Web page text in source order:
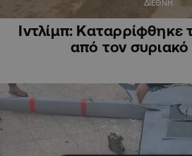
ΔΙΕΘΝΗ
Ιντλίμπ: Καταρρίφθηκε
από τον